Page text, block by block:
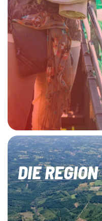
DIE REGION